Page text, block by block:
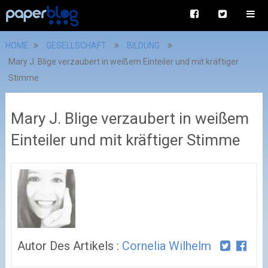
HOME GESELLSCHAFT
BILDUNG
Mary J. Blige verzaubert in weißem Einteiler und mit kräftiger
Stimme
Mary J. Blige verzaubert in weißem
Einteiler und mit kräftiger Stimme
Autor Des Artikels : Cornelia Wilhelm